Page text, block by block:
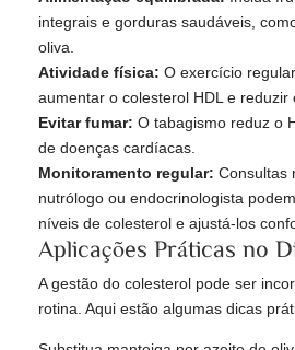
integrais e gorduras saudáveis,
oliva.
Atividade física: O exercício
aumentar o colesterol HDL e reduzir
Evitar fumar: O tabagismo reduz o
de doenças cardíacas.
Monitoramento regular: Consultas
nutrólogo ou endocrinologista
níveis de colesterol e ajustá-los
Aplicações Práticas no
A gestão do colesterol pode ser
rotina. Aqui estão algumas dicas